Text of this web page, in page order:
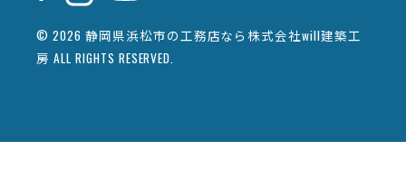
© 2026 静岡県浜松市の工務店なら株式会社will建築工
房 ALL RIGHTS RESERVED.